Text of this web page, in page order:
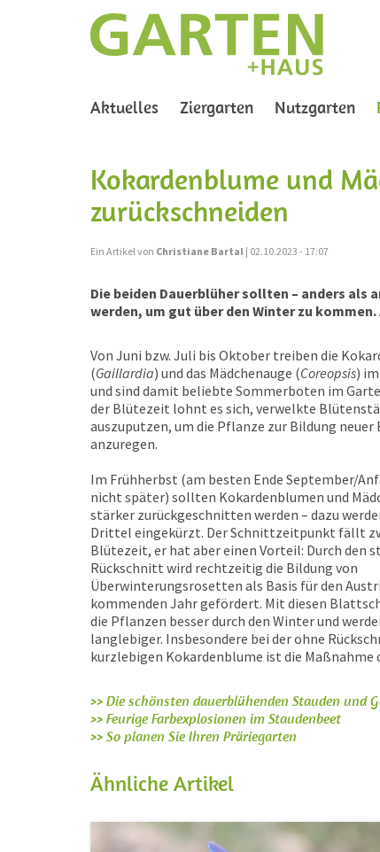
Aktuelles Ziergarten Nutzgarten
Kokardenblume und
zurückschneiden
Ein Artikel von Christiane Bartal | 02.10.2023 - 17:07
Die beiden Dauerblüher sollten – anders als
werden, um gut über den Winter zu kommen.
Von Juni bzw. Juli bis Oktober treiben die
(Gaillardia) und das Mädchenauge (Coreopsis)
und sind damit beliebte Sommerboten im
der Blütezeit lohnt es sich, verwelkte
auszuputzen, um die Pflanze zur Bildung
anzuregen.
Im Frühherbst (am besten Ende September/
nicht später) sollten Kokardenblumen und
stärker zurückgeschnitten werden – dazu
Drittel eingekürzt. Der Schnittzeitpunkt fällt
Blütezeit, er hat aber einen Vorteil: Durch den
Rückschnitt wird rechtzeitig die Bildung von
Überwinterungsrosetten als Basis für den
kommenden Jahr gefördert. Mit diesen
die Pflanzen besser durch den Winter und
langlebiger. Insbesondere bei der ohne
kurzlebigen Kokardenblume ist die Maßnahme
>> Die schönsten dauerblühenden Stauden und
>> Feurige Farbexplosionen im Staudenbeet
>> So planen Sie Ihren Präriegarten
Ähnliche Artikel